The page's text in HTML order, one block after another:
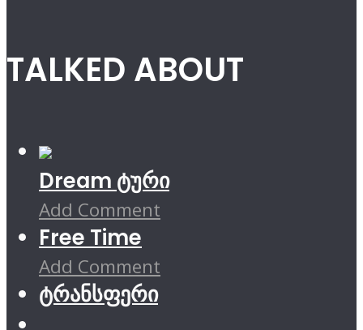
TALKED ABOUT
Dream ტური
Add Comment
Free Time
Add Comment
ტრანსფერი